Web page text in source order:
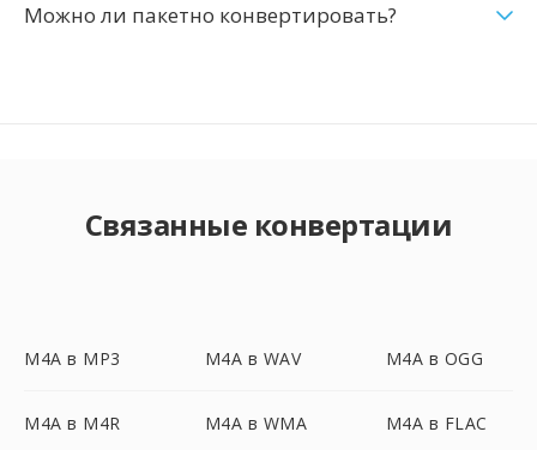
Можно ли пакетно конвертировать?
Связанные конвертации
M4A в MP3 M4A в WAV M4A в OGG
M4A в M4R M4A в WMA M4A в FLAC